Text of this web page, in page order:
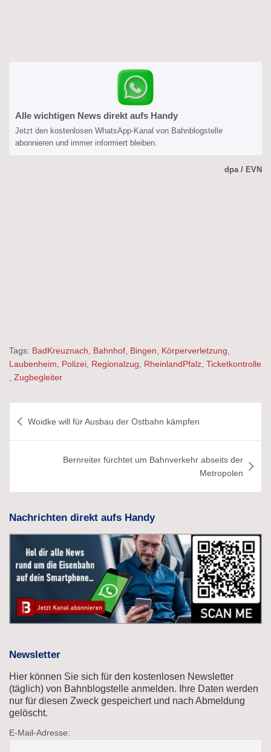
Alle wichtigen News direkt aufs Handy
Jetzt den kostenlosen WhatsApp-Kanal von Bahnblogstelle
abonnieren und immer informiert bleiben.
dpa / EVN
Tags: BadKreuznach Bahnhof Bingen Körperverletzung
Laubenheim
Polizei Regionalzug RheinlandPfalz Ticketkontrolle
Zugbegleiter
Woidke will für Ausbau der Ostbahn kämpfen
Bernreiter fürchtet um Bahnverkehr abseits der
Metropolen
Nachrichten direkt aufs Handy
Newsletter
Hier können Sie sich für den kostenlosen Newsletter
(täglich) von Bahnblogstelle anmelden. Ihre Daten werden
nur für diesen Zweck gespeichert und nach Abmeldung
gelöscht.
E-Mail-Adresse: